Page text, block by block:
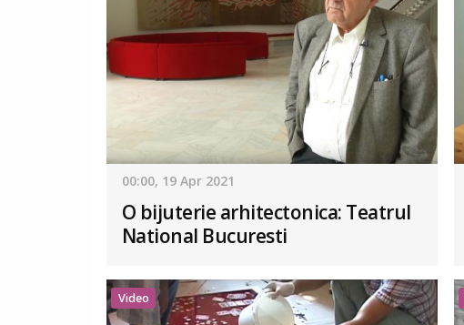
00:00, 19 Apr 2021
O bijuterie arhitectonica: Teatrul
National Bucuresti
Video